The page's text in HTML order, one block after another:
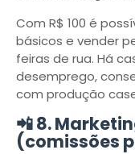
Com R$ 100 é
básicos e vender
feiras de rua. Há
desemprego,
com produção
📲 8.
(comissões